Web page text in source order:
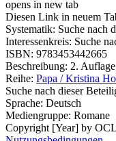
opens in new tab
Diesen Link in neuem
Systematik: Suche nach
Interessenkreis: Suche
ISBN: 9783453442665
Beschreibung: 2.
Reihe: Papa / Kristina
Suche nach dieser
Sprache: Deutsch
Mediengruppe: Romane
Copyright [Year] by